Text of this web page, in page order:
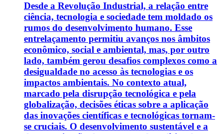
Desde a Revolução Industrial, a relação entre
ciência, tecnologia e sociedade tem moldado os
rumos do desenvolvimento humano. Esse
entrelaçamento permitiu avanços nos âmbitos
econômico, social e ambiental, mas, por outro
lado, também gerou desafios complexos como a
desigualdade no acesso às tecnologias e os
impactos ambientais. No contexto atual,
marcado pela disrupção tecnológica e pela
globalização, decisões éticas sobre a aplicação
das inovações científicas e tecnológicas tornam-
se cruciais. O desenvolvimento sustentável e a